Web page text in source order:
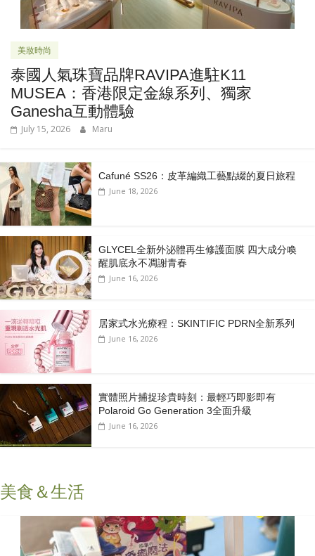
美妝時尚
泰國人氣珠寶品牌RAVIPA進駐K11
MUSEA：香港限定金線系列、獨家
Ganesha互動體驗
July 15, 2026 Maru
Cafuné SS26：皮革編織工藝點綴的夏日旅程
June 18, 2026
GLYCEL全新外泌體再生修護面膜 四大成分喚
醒肌底永不凋謝青春
June 16, 2026
居家式水光療程：SKINTIFIC PDRN全新系列
June 16, 2026
實體照片捕捉珍貴時刻：最輕巧即影即有
Polaroid Go Generation 3全面升級
June 16, 2026
美食＆生活